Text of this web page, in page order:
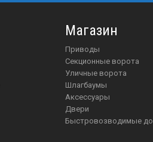
Магазин
приводы
Секционные ворота
Уличные ворота
шлагбаумы
аксессуары
двери
Быстровозводимые